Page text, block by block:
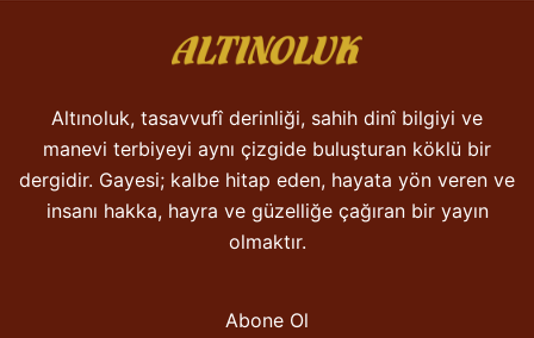
Altınoluk, tasavvufî derinliği, sahih dinî bilgiyi ve
manevi terbiyeyi aynı çizgide buluşturan köklü bir
dergidir. Gayesi; kalbe hitap eden, hayata yön veren ve
insanı hakka, hayra ve güzelliğe çağıran bir yayın
olmaktır.
Abone Ol